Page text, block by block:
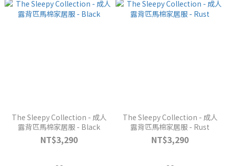
The Sleepy Collection - 成人
露背匹馬棉家居服 - Black
NT$3,290
The Sleepy Collection - 成人
露背匹馬棉家居服 - Rust
NT$3,290